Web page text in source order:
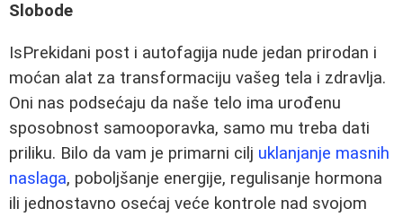
Slobode
IsPrekidani post i autofagija nude jedan prirodan i
moćan alat za transformaciju vašeg tela i zdravlja.
Oni nas podsećaju da naše telo ima urođenu
sposobnost samooporavka, samo mu treba dati
priliku. Bilo da vam je primarni cilj uklanjanje masnih
naslaga, poboljšanje energije, regulisanje hormona
ili jednostavno osećaj veće kontrole nad svojom